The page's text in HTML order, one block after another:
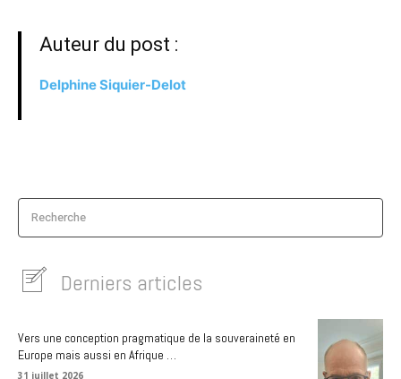
Auteur du post :
Delphine Siquier-Delot
Recherche
Derniers articles
Vers une conception pragmatique de la souveraineté en
Europe mais aussi en Afrique …
31 juillet 2026